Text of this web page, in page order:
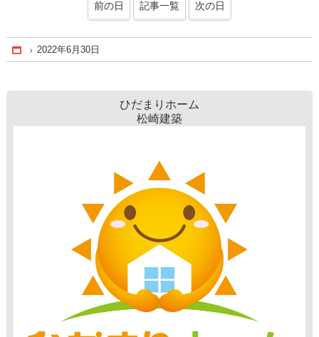
前の日 記事一覧 次の日
Home
2022年6月30日
ひだまりホーム
松崎建築